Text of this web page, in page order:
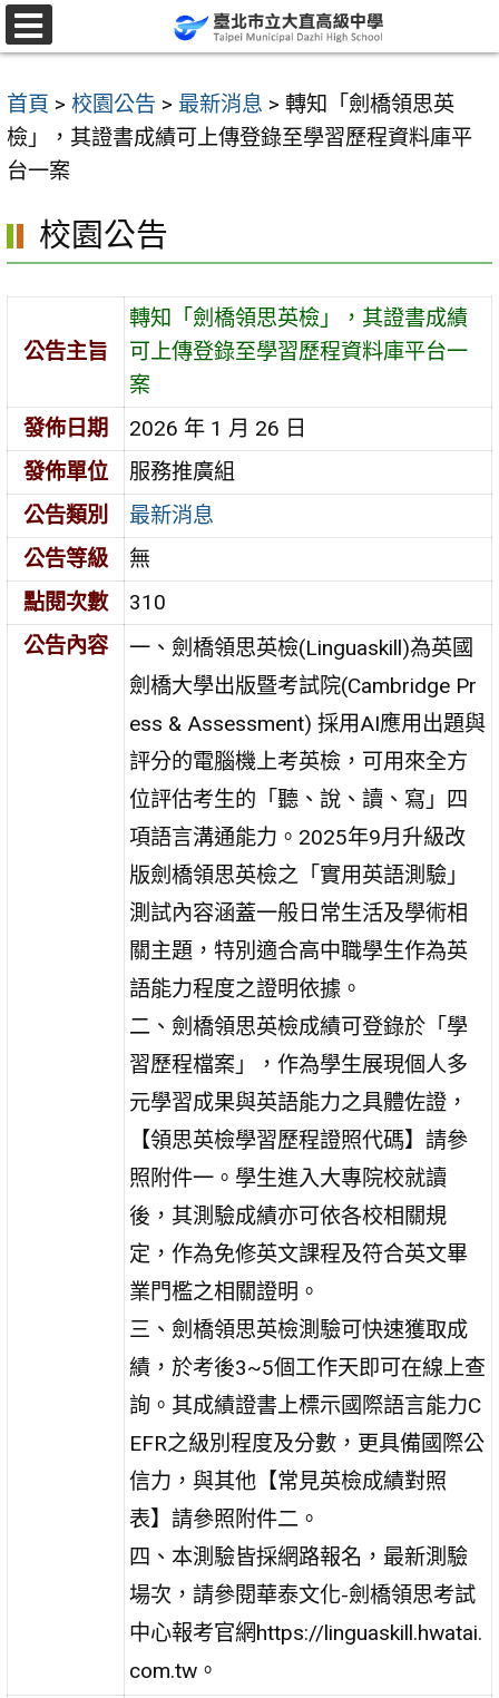
跳
至
要
內
容
首頁 > 校園公告 > 最新消息 > 轉知「劍橋領思英
檢」，其證書成績可上傳登錄至學習歷程資料庫平
台一案
校園公告
公告主旨
轉知「劍橋領思英檢」，其證書成績
可上傳登錄至學習歷程資料庫平台一
案
發佈日期
2026 年 1 月 26 日
發佈單位
服務推廣組
公告類別
最新消息
公告等級
無
點閱次數
310
公告內容
一、劍橋領思英檢(Linguaskill)為英國
劍橋大學出版暨考試院(Cambridge Pr
ess & Assessment) 採用AI應用出題與
評分的電腦機上考英檢，可用來全方
位評估考生的「聽、說、讀、寫」四
項語言溝通能力。2025年9月升級改
版劍橋領思英檢之「實用英語測驗」
測試內容涵蓋一般日常生活及學術相
關主題，特別適合高中職學生作為英
語能力程度之證明依據。
二、劍橋領思英檢成績可登錄於「學
習歷程檔案」，作為學生展現個人多
元學習成果與英語能力之具體佐證，
【領思英檢學習歷程證照代碼】請參
照附件一。學生進入大專院校就讀
後，其測驗成績亦可依各校相關規
定，作為免修英文課程及符合英文畢
業門檻之相關證明。
三、劍橋領思英檢測驗可快速獲取成
績，於考後3~5個工作天即可在線上查
詢。其成績證書上標示國際語言能力C
EFR之級別程度及分數，更具備國際公
信力，與其他【常見英檢成績對照
表】請參照附件二。
四、本測驗皆採網路報名，最新測驗
場次，請參閱華泰文化-劍橋領思考試
中心報考官網https://linguaskill.hwatai.
com.tw。
選
單